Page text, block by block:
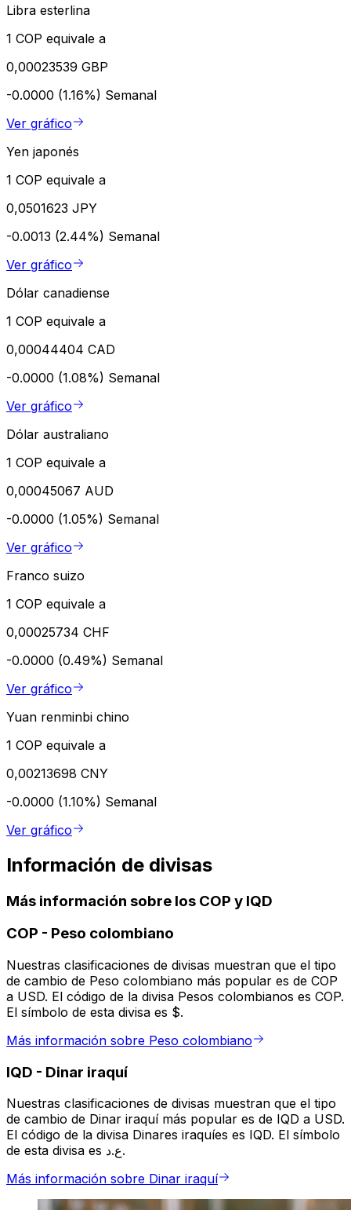
Libra esterlina
1 COP equivale a
0,00023539 GBP
-0.0000 (1.16%) Semanal
Ver gráfico
Yen japonés
1 COP equivale a
0,0501623 JPY
-0.0013 (2.44%) Semanal
Ver gráfico
Dólar canadiense
1 COP equivale a
0,00044404 CAD
-0.0000 (1.08%) Semanal
Ver gráfico
Dólar australiano
1 COP equivale a
0,00045067 AUD
-0.0000 (1.05%) Semanal
Ver gráfico
Franco suizo
1 COP equivale a
0,00025734 CHF
-0.0000 (0.49%) Semanal
Ver gráfico
Yuan renminbi chino
1 COP equivale a
0,00213698 CNY
-0.0000 (1.10%) Semanal
Ver gráfico
Información de divisas
Más información sobre los COP y IQD
COP - Peso colombiano
Nuestras clasificaciones de divisas muestran que el tipo
de cambio de Peso colombiano más popular es de COP
a USD. El código de la divisa Pesos colombianos es COP.
El símbolo de esta divisa es $.
Más información sobre Peso colombiano
IQD - Dinar iraquí
Nuestras clasificaciones de divisas muestran que el tipo
de cambio de Dinar iraquí más popular es de IQD a USD.
El código de la divisa Dinares iraquíes es IQD. El símbolo
de esta divisa es ع.د.
Más información sobre Dinar iraquí